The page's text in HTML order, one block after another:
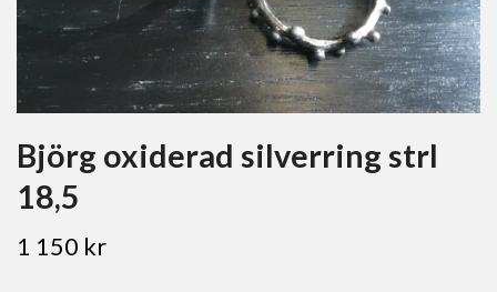
Björg oxiderad silverring strl
18,5
1 150 kr